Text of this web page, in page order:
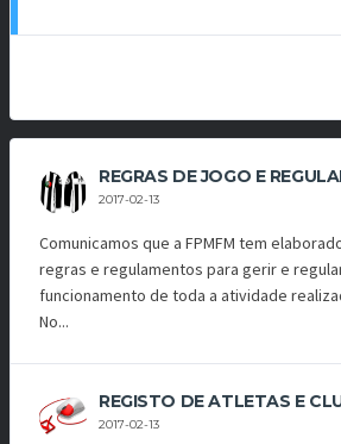
REGRAS DE JOGO E
2017-02-13
Comunicamos que a FPMFM tem
regras e regulamentos para gerir e
funcionamento de toda a atividade
No...
REGISTO DE ATLETAS E
2017-02-13